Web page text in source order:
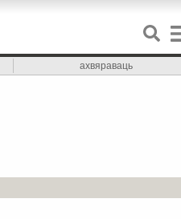
ахвяраваць